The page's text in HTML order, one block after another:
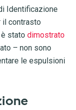
Identificazione
il contrasto
è statodimostrato
– non sono
le espulsioni